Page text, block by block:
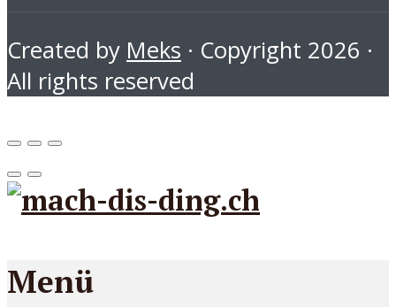
Created by Meks · Copyright 2026 ·
All rights reserved
Menü